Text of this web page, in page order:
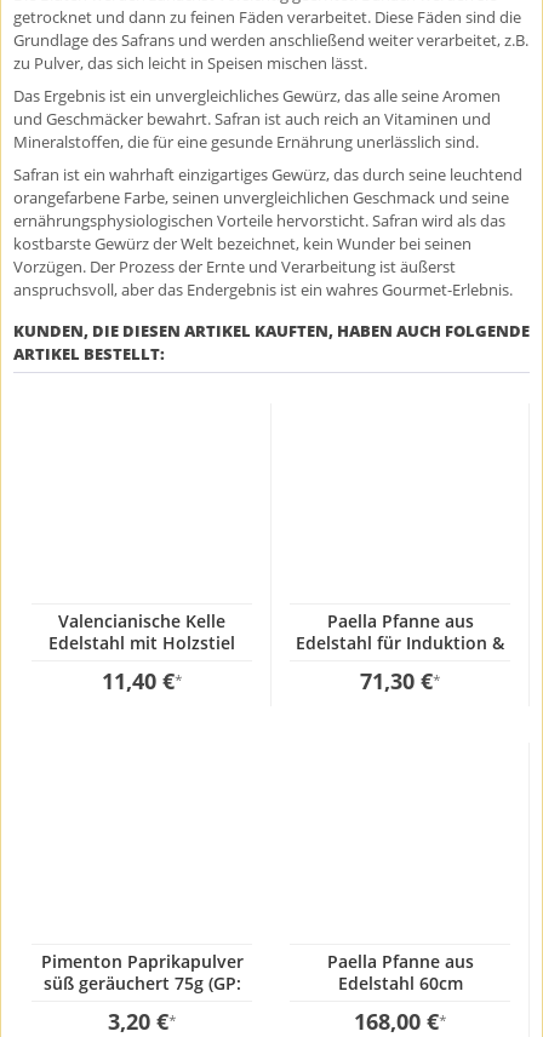
getrocknet und dann zu feinen Fäden verarbeitet. Diese Fäden sind die
Grundlage des Safrans und werden anschließend weiter verarbeitet, z.B.
zu Pulver, das sich leicht in Speisen mischen lässt.
Das Ergebnis ist ein unvergleichliches Gewürz, das alle seine Aromen
und Geschmäcker bewahrt. Safran ist auch reich an Vitaminen und
Mineralstoffen, die für eine gesunde Ernährung unerlässlich sind.
Safran ist ein wahrhaft einzigartiges Gewürz, das durch seine leuchtend
orangefarbene Farbe, seinen unvergleichlichen Geschmack und seine
ernährungsphysiologischen Vorteile hervorsticht. Safran wird als das
kostbarste Gewürz der Welt bezeichnet, kein Wunder bei seinen
Vorzügen. Der Prozess der Ernte und Verarbeitung ist äußerst
anspruchsvoll, aber das Endergebnis ist ein wahres Gourmet-Erlebnis.
KUNDEN, DIE DIESEN ARTIKEL KAUFTEN, HABEN AUCH FOLGENDE
ARTIKEL BESTELLT:
Valencianische Kelle
Edelstahl mit Holzstiel
11,40 €*
Paella Pfanne aus
Edelstahl für Induktion &
71,30 €*
Pimenton Paprikapulver
süß geräuchert 75g (GP:
3,20 €*
Paella Pfanne aus
Edelstahl 60cm
168,00 €*